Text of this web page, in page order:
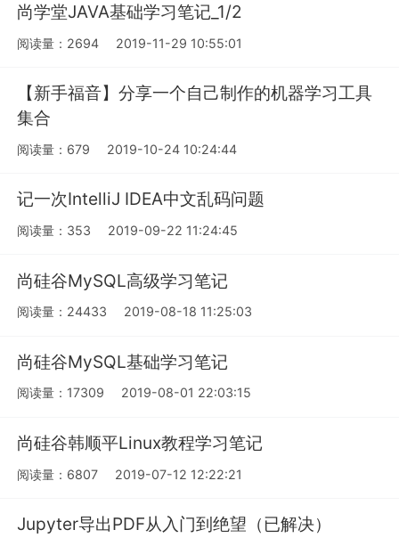
尚学堂JAVA基础学习笔记_1/2
阅读量：2694 2019-11-29 10:55:01
【新手福音】分享一个自己制作的机器学习工具
集合
阅读量：679 2019-10-24 10:24:44
记一次IntelliJ IDEA中文乱码问题
阅读量：353 2019-09-22 11:24:45
尚硅谷MySQL高级学习笔记
阅读量：24433 2019-08-18 11:25:03
尚硅谷MySQL基础学习笔记
阅读量：17309 2019-08-01 22:03:15
尚硅谷韩顺平Linux教程学习笔记
阅读量：6807 2019-07-12 12:22:21
Jupyter导出PDF从入门到绝望（已解决）